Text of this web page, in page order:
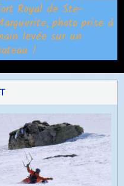
Royal de Ste-
photo prise à
levée sur un
!